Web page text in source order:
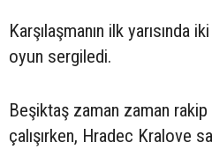
Karşılaşmanın ilk yarısında
oyun sergiledi.
Beşiktaş zaman zaman
çalışırken, Hradec Kralove